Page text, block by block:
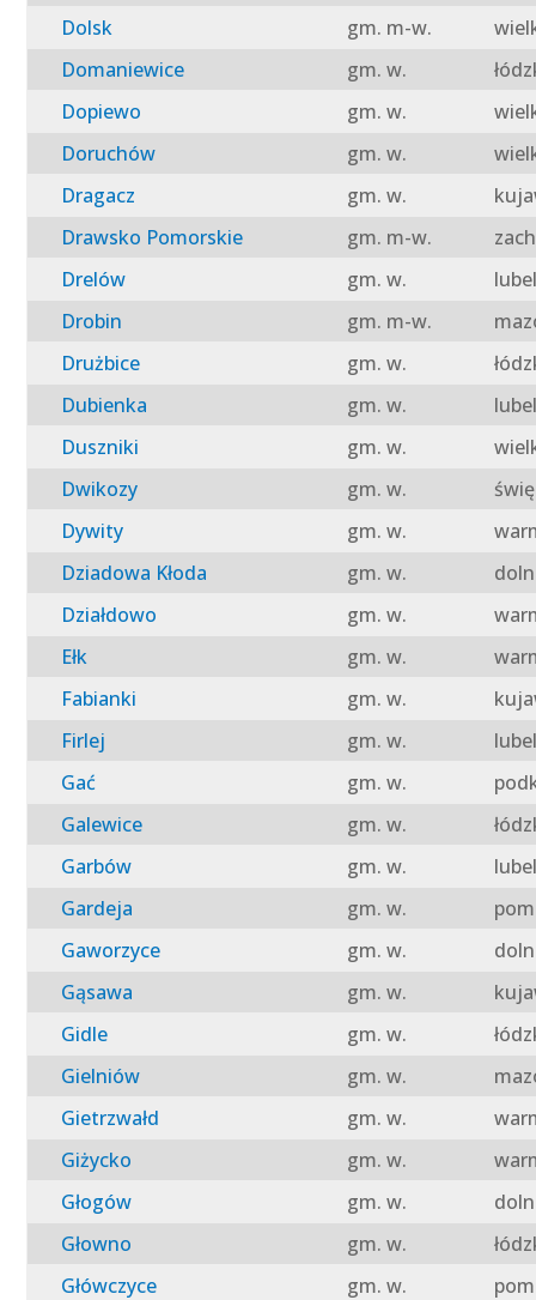
Dolsk
gm. m-w.
Domaniewice
gm. w.
Dopiewo
gm. w.
Doruchów
gm. w.
Dragacz
gm. w.
Drawsko Pomorskie
gm. m-w.
Drelów
gm. w.
Drobin
gm. m-w.
Drużbice
gm. w.
Dubienka
gm. w.
Duszniki
gm. w.
Dwikozy
gm. w.
Dywity
gm. w.
Dziadowa Kłoda
gm. w.
Działdowo
gm. w.
Ełk
gm. w.
Fabianki
gm. w.
Firlej
gm. w.
Gać
gm. w.
Galewice
gm. w.
Garbów
gm. w.
Gardeja
gm. w.
Gaworzyce
gm. w.
Gąsawa
gm. w.
Gidle
gm. w.
Gielniów
gm. w.
Gietrzwałd
gm. w.
Giżycko
gm. w.
Głogów
gm. w.
Głowno
gm. w.
Główczyce
gm. w.